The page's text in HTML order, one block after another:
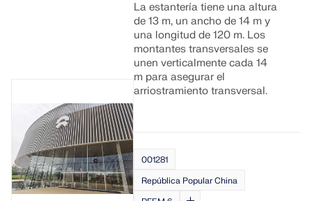
La estantería tiene una altura
de 13 m, un ancho de 14 m y
una longitud de 120 m. Los
montantes transversales se
unen verticalmente cada 14
m para asegurar el
arriostramiento transversal.
001281
República Popular China